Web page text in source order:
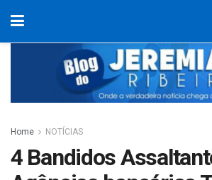
Home NOTÍCIAS
4 Bandidos